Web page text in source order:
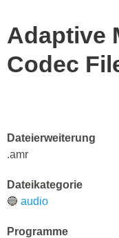
Adaptive
Codec
Dateierweiterung
.amr
Dateikategorie
🔵 audio
Programme